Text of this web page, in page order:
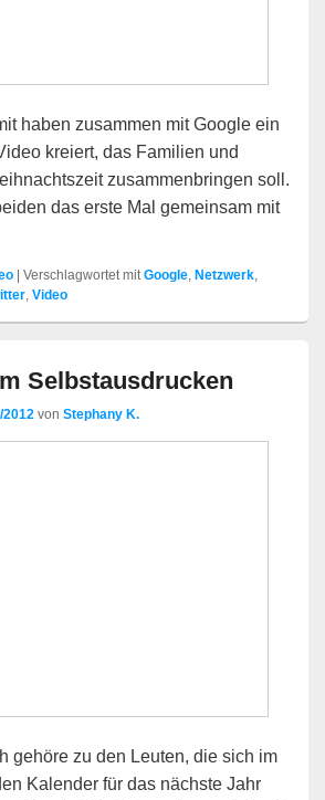
haben zusammen mit Google ein
kreiert, das Familien und
zusammenbringen soll.
das erste Mal gemeinsam mit
und Gromit
| Verschlagwortet mit Google Netzwerk
Video
Selbstausdrucken
2012 von Stephany K.
gehöre zu den Leuten, die sich im
Kalender für das nächste Jahr